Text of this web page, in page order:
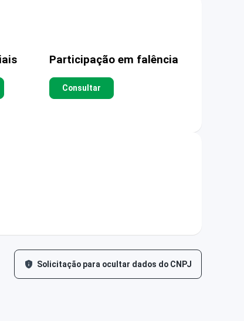
Participação em falência
Consultar
Solicitação para ocultar dados do CNPJ